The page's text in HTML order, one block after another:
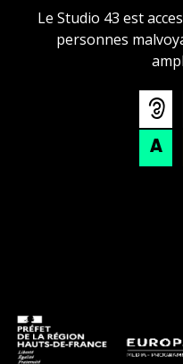
Le Studio 43 est
personnes